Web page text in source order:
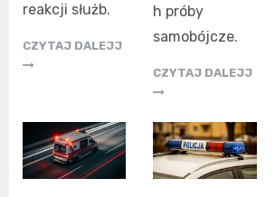
reakcji służb.
CZYTAJ DALEJJ
h próby
samobójcze.
CZYTAJ DALEJJ